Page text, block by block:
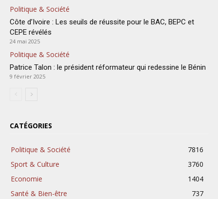
Politique & Société
Côte d’Ivoire : Les seuils de réussite pour le BAC, BEPC et
CEPE révélés
24 mai 2025
Politique & Société
Patrice Talon : le président réformateur qui redessine le Bénin
9 février 2025
CATÉGORIES
Politique & Société
7816
Sport & Culture
3760
Economie
1404
Santé & Bien-être
737